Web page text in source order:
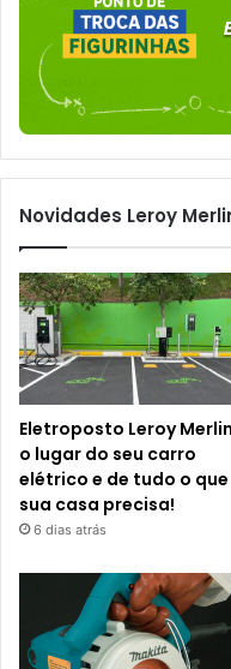
Novidades Leroy
Eletroposto Leroy
o lugar do seu carro
elétrico e de tudo o que
sua casa precisa!
6 dias atrás